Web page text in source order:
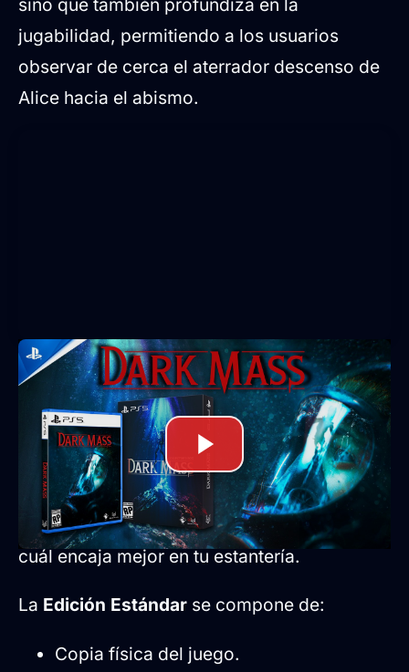
jugabilidad, permitiendo a los usuarios
observar de cerca el aterrador descenso de
Alice hacia el abismo.
Detalles de las ediciones físicas
SelectaPlayserá la encargada de publicar
ambas versiones para la consola de Sony. Si
eres un coleccionista, presta atención a lo
que incluye cada una de ellas para decidir
cuál encaja mejor en tu estantería.
La Edición Estándar se compone de:
Copia física del juego.